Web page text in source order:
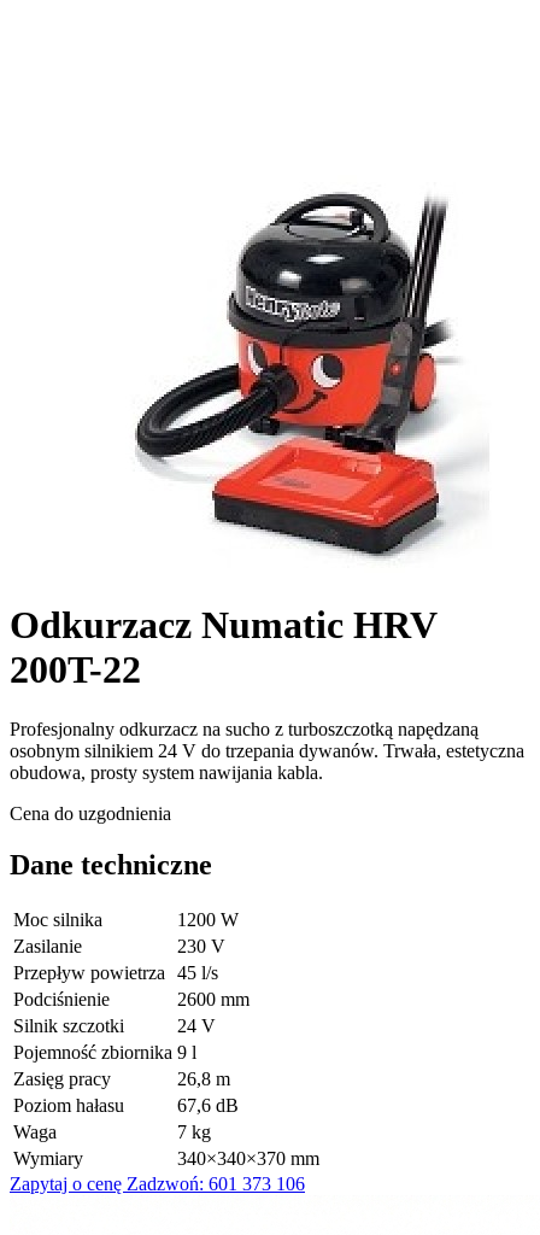
Odkurzacz Numatic HRV
200T-22
Profesjonalny odkurzacz na sucho z turboszczotką napędzaną
osobnym silnikiem 24 V do trzepania dywanów. Trwała, estetyczna
obudowa, prosty system nawijania kabla.
Cena do uzgodnienia
Dane techniczne
Moc silnika
1200 W
Zasilanie
230 V
Przepływ powietrza
45 l/s
Podciśnienie
2600 mm
Silnik szczotki
24 V
Pojemność zbiornika 9 l
Zasięg pracy
26,8 m
Poziom hałasu
67,6 dB
Waga
7 kg
Wymiary
340×340×370 mm
Zapytaj o cenę Zadzwoń: 601 373 106